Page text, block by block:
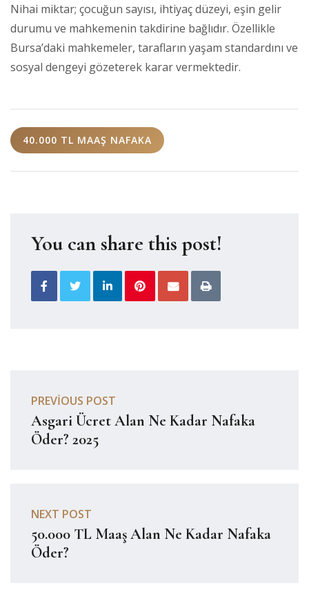
Nihai miktar; çocuğun sayısı, ihtiyaç düzeyi, eşin gelir
durumu ve mahkemenin takdirine bağlıdır. Özellikle
Bursa’daki mahkemeler, tarafların yaşam standardını ve
sosyal dengeyi gözeterek karar vermektedir.
40.000 TL MAAŞ NAFAKA
You can share this post!
PREVIOUS POST
Asgari Ücret Alan Ne Kadar Nafaka
Öder? 2025
NEXT POST
50.000 TL Maaş Alan Ne Kadar Nafaka
Öder?